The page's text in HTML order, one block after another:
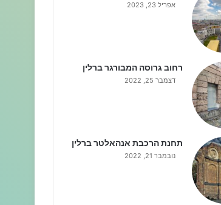
אפריל 23, 2023
רחוב גרוסה המבורגר ברלין
דצמבר 25, 2022
תחנת הרכבת אנהאלטר ברלין
נובמבר 21, 2022